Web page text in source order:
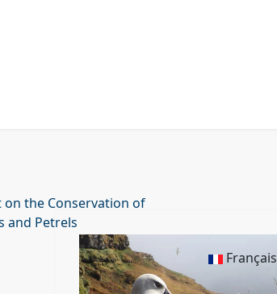
on the Conservation of
and Petrels
Français